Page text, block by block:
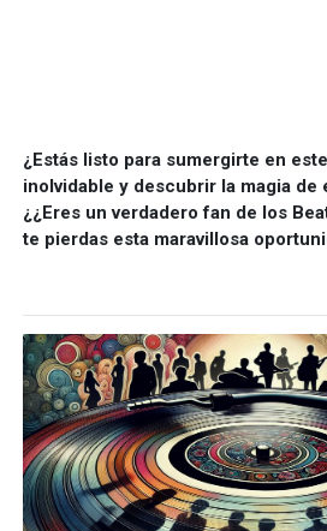
¿Estás listo para sumergirte en
inolvidable y descubrir la magia de
¿¿Eres un verdadero fan de los
te pierdas esta maravillosa